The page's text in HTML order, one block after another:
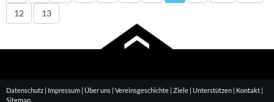
12
13
Datenschutz Impressum Über uns Vereinsgeschichte Ziele Unterstützen Kontakt
Sitemap